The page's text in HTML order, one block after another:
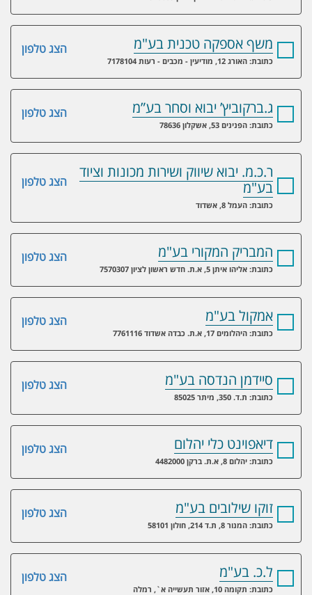
הצג טלפון משף אספקה טכנית בע"מ
כתובת: האורג 12, מודיעין - מכבים - רעות 7178104
הצג טלפון ג.ברקוביץ’ יבוא וסחר בע”מ
כתובת: הפנינים 53, אשקלון 78636
הצג טלפון
ר.כ.מ. יבוא שיווק ושירות מכונות וציוד
בע"מ
כתובת: העמל 8, אשדוד
הצג טלפון המבריק המקורי בע"מ
כתובת: אליהו איתן 5, א.ת. חדש ראשון לציון 7570307
הצג טלפון אמקול בע"מ
כתובת: היהלומים 17, א.ת. כבדה אשדוד 7761116
הצג טלפון סיידמן הנדסה בע"מ
כתובת: ת.ד. 350, מיתר 85025
הצג טלפון דיאפוינט כלי יהלום
כתובת: יהלום 8, א.ת. ברקן 4482000
הצג טלפון זוקו שילובים בע"מ
כתובת: המנור 8, ת.ד 214, חולון 58101
הצג טלפון ל.כ. בע"מ
כתובת: תקומה 10, אזור תעשייה א`, רמלה